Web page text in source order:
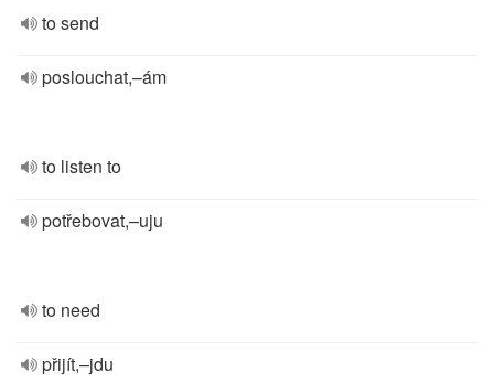
to send
poslouchat,–ám
to listen to
potřebovat,–uju
to need
přijít,–jdu